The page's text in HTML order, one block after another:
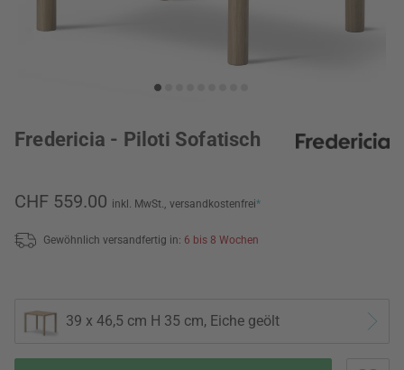
Fredericia - Piloti Sofatisch
CHF 559.00 inkl. MwSt., versandkostenfrei*
Gewöhnlich versandfertig in: 6 bis 8 Wochen
39 x 46,5 cm H 35 cm, Eiche geölt